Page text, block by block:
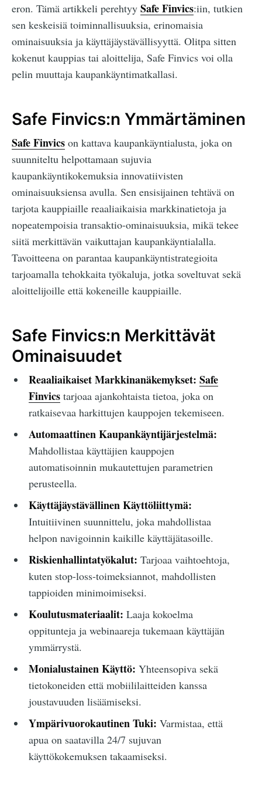
eron. Tämä artikkeli perehtyy Safe Finvics:iin, tutkien
sen keskeisiä toiminnallisuuksia, erinomaisia
ominaisuuksia ja käyttäjäystävällisyyttä. Olitpa sitten
kokenut kauppias tai aloittelija, Safe Finvics voi olla
pelin muuttaja kaupankäyntimatkallasi.
Safe Finvics:n Ymmärtäminen
Safe Finvics on kattava kaupankäyntialusta, joka on
suunniteltu helpottamaan sujuvia
kaupankäyntikokemuksia innovatiivisten
ominaisuuksiensa avulla. Sen ensisijainen tehtävä on
tarjota kauppiaille reaaliaikaisia markkinatietoja ja
nopeatempoisia transaktio-ominaisuuksia, mikä tekee
siitä merkittävän vaikuttajan kaupankäyntialalla.
Tavoitteena on parantaa kaupankäyntistrategioita
tarjoamalla tehokkaita työkaluja, jotka soveltuvat sekä
aloittelijoille että kokeneille kauppiaille.
Safe Finvics:n Merkittävät
Ominaisuudet
Reaaliaikaiset Markkinanäkemykset: Safe
Finvicstarjoaa ajankohtaista tietoa, joka on
ratkaisevaa harkittujen kauppojen tekemiseen.
Automaattinen Kaupankäyntijärjestelmä:
Mahdollistaa käyttäjien kauppojen
automatisoinnin mukautettujen parametrien
perusteella.
Käyttäjäystävällinen Käyttöliittymä:
Intuitiivinen suunnittelu, joka mahdollistaa
helpon navigoinnin kaikille käyttäjätasoille.
Riskienhallintatyökalut: Tarjoaa vaihtoehtoja,
kuten stop-loss-toimeksiannot, mahdollisten
tappioiden minimoimiseksi.
Koulutusmateriaalit: Laaja kokoelma
oppitunteja ja webinaareja tukemaan käyttäjän
ymmärrystä.
Monialustainen Käyttö: Yhteensopiva sekä
tietokoneiden että mobiililaitteiden kanssa
joustavuuden lisäämiseksi.
Ympärivuorokautinen Tuki: Varmistaa, että
apua on saatavilla 24/7 sujuvan
käyttökokemuksen takaamiseksi.